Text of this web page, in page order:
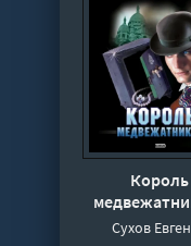
Король
Евгений
Сухов